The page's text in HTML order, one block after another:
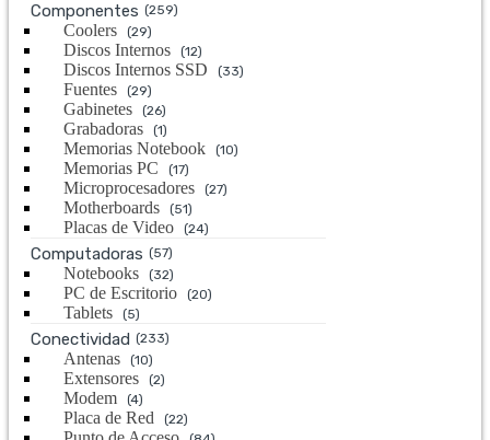
Componentes (259)
Coolers (29)
Discos Internos (12)
Discos Internos SSD (33)
Fuentes (29)
Gabinetes (26)
Grabadoras (1)
Memorias Notebook (10)
Memorias PC (17)
Microprocesadores (27)
Motherboards (51)
Placas de Video (24)
Computadoras (57)
Notebooks (32)
PC de Escritorio (20)
Tablets (5)
Conectividad (233)
Antenas (10)
Extensores (2)
Modem (4)
Placa de Red (22)